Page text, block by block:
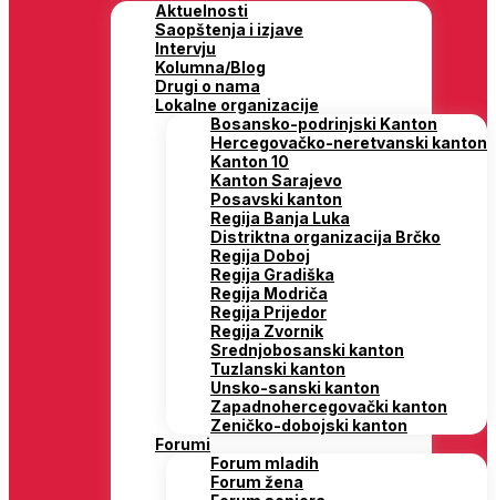
Aktuelnosti
Saopštenja i izjave
Intervju
Kolumna/Blog
Drugi o nama
Lokalne organizacije
Bosansko-podrinjski Kanton
Hercegovačko-neretvanski kanton
Kanton 10
Kanton Sarajevo
Posavski kanton
Regija Banja Luka
Distriktna organizacija Brčko
Regija Doboj
Regija Gradiška
Regija Modriča
Regija Prijedor
Regija Zvornik
Srednjobosanski kanton
Tuzlanski kanton
Unsko-sanski kanton
Zapadnohercegovački kanton
Zeničko-dobojski kanton
Forumi
Forum mladih
Forum žena